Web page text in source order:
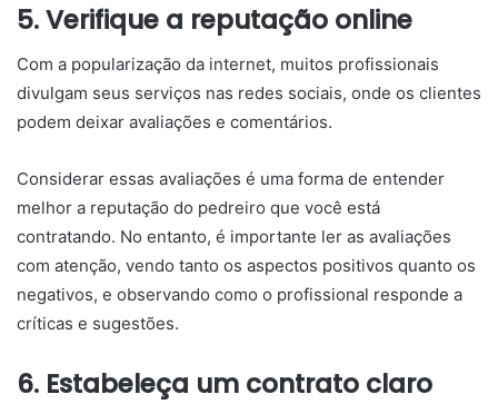
5. Verifique a reputação online
Com a popularização da internet, muitos profissionais
divulgam seus serviços nas redes sociais, onde os clientes
podem deixar avaliações e comentários.
Considerar essas avaliações é uma forma de entender
melhor a reputação do pedreiro que você está
contratando. No entanto, é importante ler as avaliações
com atenção, vendo tanto os aspectos positivos quanto os
negativos, e observando como o profissional responde a
críticas e sugestões.
6. Estabeleça um contrato claro